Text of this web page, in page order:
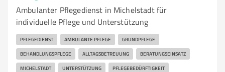
Ambulanter Pflegedienst in Michelstadt für
individuelle Pflege und Unterstützung
PFLEGEDIENST AMBULANTE PFLEGE GRUNDPFLEGE
BEHANDLUNGSPFLEGE ALLTAGSBETREUUNG BERATUNGSEINSATZ
MICHELSTADT UNTERSTÜTZUNG PFLEGEBEDÜRFTIGKEIT